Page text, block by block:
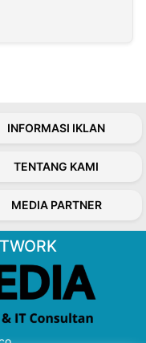
INFORMASI IKLAN
TENTANG KAMI
MEDIA PARTNER